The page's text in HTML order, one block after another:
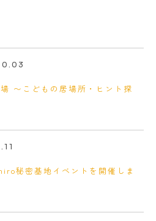
シーポリシー
〜こどもの居場所・ヒント探
秘密基地イベントを開催しま